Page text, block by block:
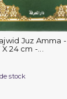
Juz Amma
X 24 cm -...
stock